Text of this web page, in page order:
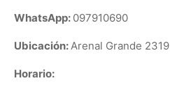
WhatsApp: 097910690
Ubicación:Arenal Grande 2319
Horario: